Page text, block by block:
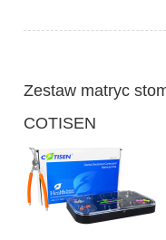
Zestaw matryc
COTISEN